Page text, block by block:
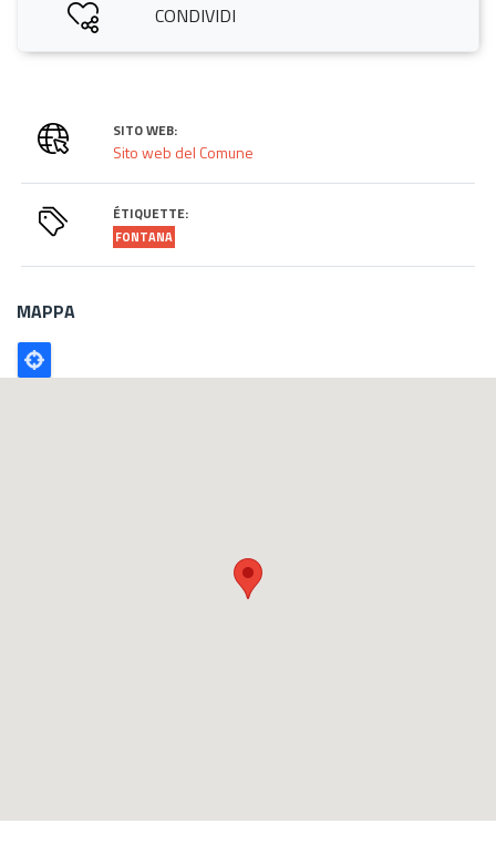
CONDIVIDI
SITO WEB:
Sito web del Comune
ÉTIQUETTE:
FONTANA
MAPPA
Poligono
GEO